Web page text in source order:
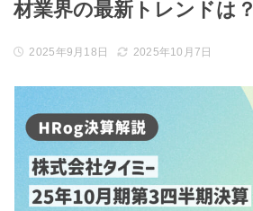
材業界の最新トレンドは？
2025年9月18日 2025年10月7日